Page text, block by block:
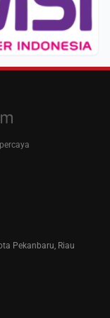
Pekanbaru, Riau